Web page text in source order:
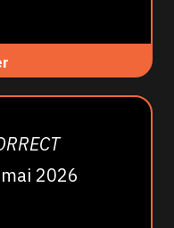
2026